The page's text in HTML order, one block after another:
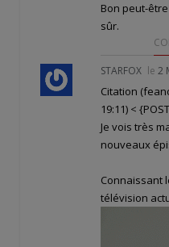
Bon peut-
sûr.
STARFOX le 2
Citation
19:11) <
Je vois très
nouveaux
Connaissant
télévision